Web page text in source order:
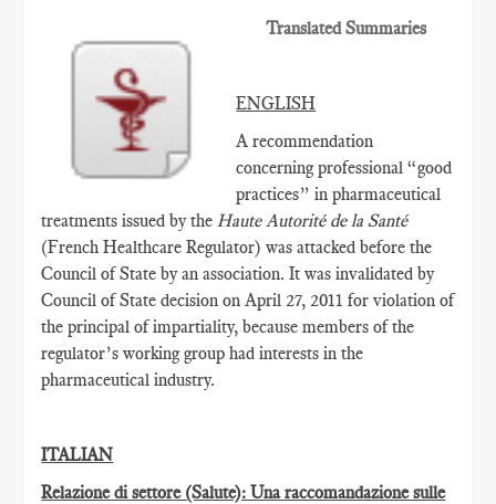
Translated Summaries
ENGLISH
A recommendation
concerning professional “good
practices” in pharmaceutical
treatments issued by theHaute Autorité de la Santé
(French Healthcare Regulator) was attacked before the
Council of State by an association. It was invalidated by
Council of State decision on April 27, 2011 for violation of
the principal of impartiality, because members of the
regulator’s working group had interests in the
pharmaceutical industry.
ITALIAN
Relazione di settore (Salute): Una raccomandazione sulle